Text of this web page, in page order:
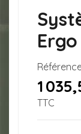
1
TTC